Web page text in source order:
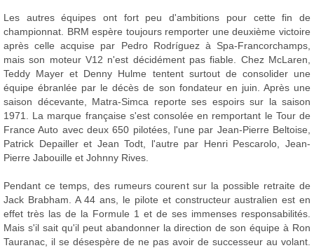
Les autres équipes ont fort peu d'ambitions pour cette fin de
championnat. BRM espère toujours remporter une deuxième victoire
après celle acquise par Pedro Rodríguez à Spa-Francorchamps,
mais son moteur V12 n'est décidément pas fiable. Chez McLaren,
Teddy Mayer et Denny Hulme tentent surtout de consolider une
équipe ébranlée par le décès de son fondateur en juin. Après une
saison décevante, Matra-Simca reporte ses espoirs sur la saison
1971. La marque française s'est consolée en remportant le Tour de
France Auto avec deux 650 pilotées, l'une par Jean-Pierre Beltoise,
Patrick Depailler et Jean Todt, l'autre par Henri Pescarolo, Jean-
Pierre Jabouille et Johnny Rives.
Pendant ce temps, des rumeurs courent sur la possible retraite de
Jack Brabham. A 44 ans, le pilote et constructeur australien est en
effet très las de la Formule 1 et de ses immenses responsabilités.
Mais s'il sait qu'il peut abandonner la direction de son équipe à Ron
Tauranac, il se désespère de ne pas avoir de successeur au volant.